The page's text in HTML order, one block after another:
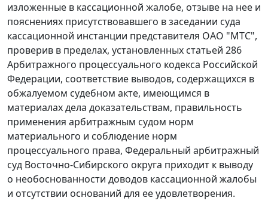
изложенные в кассационной жалобе, отзыве на нее и
пояснениях присутствовавшего в заседании суда
кассационной инстанции представителя ОАО "МТС",
проверив в пределах, установленных статьей 286
Арбитражного процессуального кодекса Российской
Федерации, соответствие выводов, содержащихся в
обжалуемом судебном акте, имеющимся в
материалах дела доказательствам, правильность
применения арбитражным судом норм
материального и соблюдение норм
процессуального права, Федеральный арбитражный
суд Восточно-Сибирского округа приходит к выводу
о необоснованности доводов кассационной жалобы
и отсутствии оснований для ее удовлетворения.